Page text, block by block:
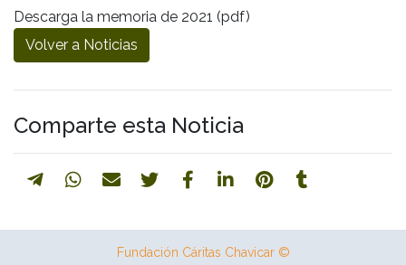
Descarga la memoria de 2021 (pdf)
Volver a Noticias
Comparte esta Noticia
Fundación Cáritas Chavicar ©